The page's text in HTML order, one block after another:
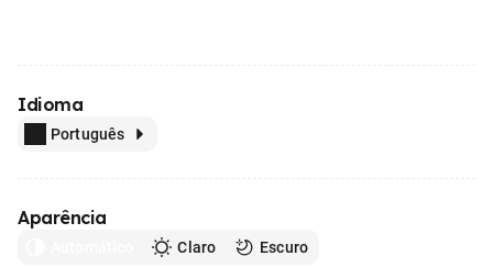
Idioma
Português
Aparência
Claro Escuro